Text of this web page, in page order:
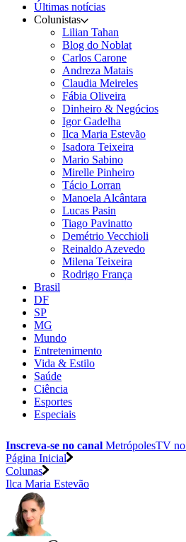
Últimas notícias
Colunistas
Lilian Tahan
Blog do Noblat
Carlos Carone
Andreza Matais
Claudia Meireles
Fábia Oliveira
Dinheiro & Negócios
Igor Gadelha
Ilca Maria Estevão
Isadora Teixeira
Mario Sabino
Mirelle Pinheiro
Tácio Lorran
Manoela Alcântara
Lucas Pasin
Tiago Pavinatto
Demétrio Vecchioli
Reinaldo Azevedo
Milena Teixeira
Rodrigo França
Brasil
DF
SP
MG
Mundo
Entretenimento
Vida & Estilo
Saúde
Ciência
Esportes
Especiais
Inscreva-se no canal MetrópolesTV no
Página Inicial
Colunas
Ilca Maria Estevão